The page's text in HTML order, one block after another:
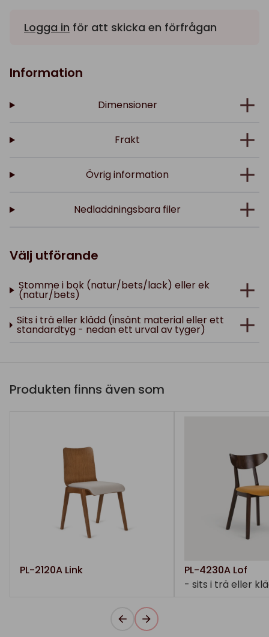
Logga in för att skicka en förfrågan
Information
Dimensioner
Frakt
Övrig information
Nedladdningsbara filer
Välj utförande
Stomme i bok (natur/bets/lack) eller ek
(natur/bets)
Sits i trä eller klädd (insänt material eller ett
standardtyg - nedan ett urval av tyger)
Produkten finns även som
PL-2120A Link
PL-4230A Lof
- sits i trä eller